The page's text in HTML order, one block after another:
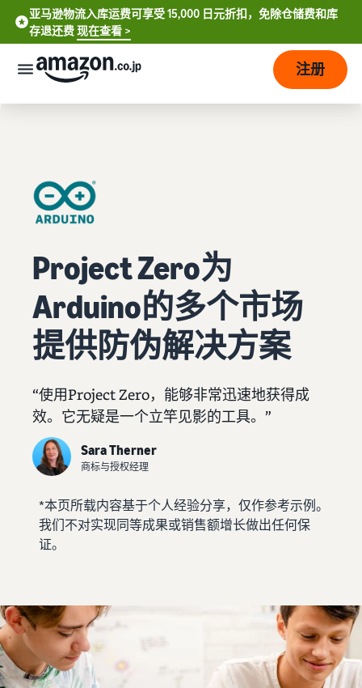
亚马逊物流入库运费可享受 15,000 日元折扣，免除仓储费和库
存退还费现在查看 >
销
售
从
账
户
注
册
到
销
注册卖家账户
登录亚马逊卖家平台
注册商品
吸引客户
费
计
划
和
用
销售计划和基本费用
查看销售计划和基本费用
查看各类别的销售佣金
亚马逊物流配送佣金
费用示例
查看各类别的费用示例
其他费用
查看其他可选计划费用
销
售
开
后
简
业
亚马逊代理配送（亚
马逊物流）
卖家自行配送
根据配送距离和成本提供灵
活支持
具
和
帮
销
售
的
工
具
料
支
持
资
中
CN
日
本
注册
亚马逊物流入库运费可享受 15,000 日元折扣、免除仓储费和库存
立刻开店
Project Zero为
Arduino的多个市场
提供防伪解决方案
“使用Project Zero，能够非常迅速地获得成
效。它无疑是一个立竿见影的工具。”
Sara Therner
商标与授权经理
*本页所载内容基于个人经验分享，仅作参考示例。
我们不对实现同等成果或销售额增长做出任何保
证。